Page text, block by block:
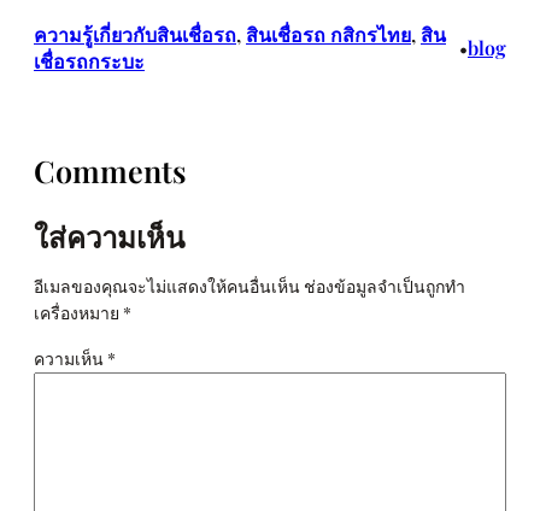
ความรู้เกี่ยวกับสินเชื่อรถ, สินเชื่อรถ กสิกรไทย, สิน
เชื่อรถกระบะ
•blog
Comments
ใส่ความเห็น
อีเมลของคุณจะไม่แสดงให้คนอื่นเห็น ช่องข้อมูลจำเป็นถูกทำ
เครื่องหมาย *
ความเห็น *